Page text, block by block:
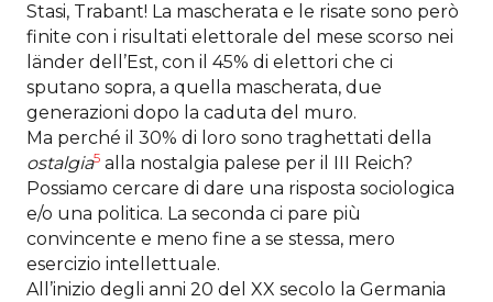
Stasi, Trabant! La mascherata e le risate sono però
finite con i risultati elettorale del mese scorso nei
länder dell’Est, con il 45% di elettori che ci
sputano sopra, a quella mascherata, due
generazioni dopo la caduta del muro.
Ma perché il 30% di loro sono traghettati della
ostalgia5 alla nostalgia palese per il III Reich?
Possiamo cercare di dare una risposta sociologica
e/o una politica. La seconda ci pare più
convincente e meno fine a se stessa, mero
esercizio intellettuale.
All’inizio degli anni 20 del XX secolo la Germania